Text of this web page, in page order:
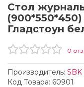
Стол
Гладстоун
0
Производитель:
Код Товара: 60901